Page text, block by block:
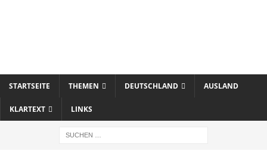
STARTSEITE THEMEN DEUTSCHLAND AUSLAND
KLARTEXT LINKS